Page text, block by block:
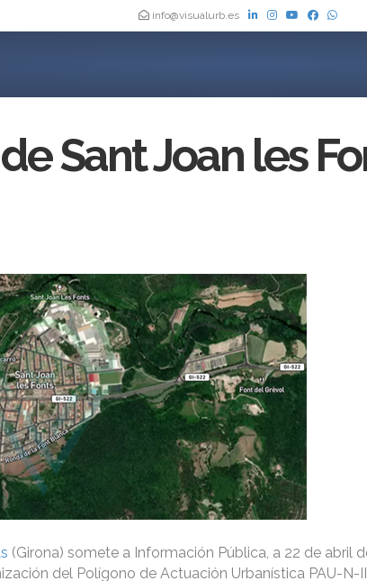
info@visualurb.es
Sant Joan les
(Girona) somete a Información Pública, a 22 de abril
del Polígono de Actuación Urbanística PAU-N-